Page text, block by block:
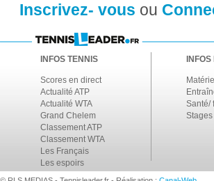
Inscrivez- vous ou
INFOS TENNIS
Scores en direct
Actualité ATP
Actualité WTA
Grand Chelem
Classement ATP
Classement WTA
Les Français
Les espoirs
Matériel
Santé/
Stages